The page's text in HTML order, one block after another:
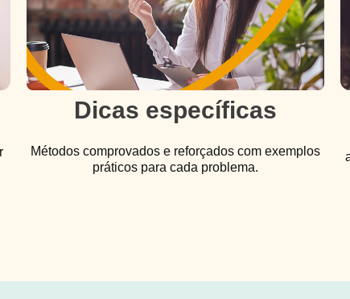
Dicas específicas
Métodos comprovados e reforçados com exemplos
práticos para cada problema.